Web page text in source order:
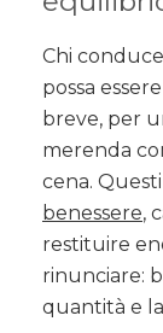
Chi
possa
breve, per
merenda
cena.
benessere,
restituire
rinunciare:
quantità e